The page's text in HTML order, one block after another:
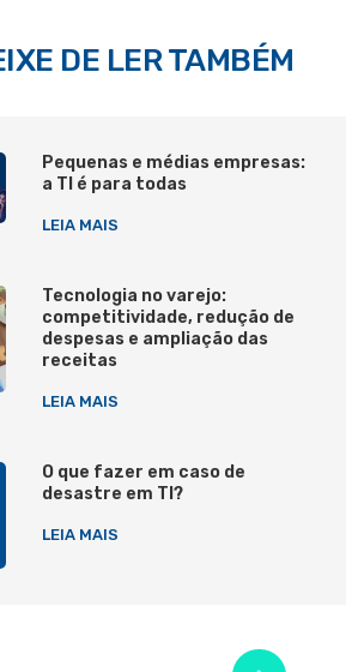
DE LER TAMBÉM
Pequenas e médias empresas:
a TI é para todas
LEIA MAIS
Tecnologia no varejo:
competitividade, redução de
despesas e ampliação das
receitas
LEIA MAIS
O que fazer em caso de
desastre em TI?
LEIA MAIS